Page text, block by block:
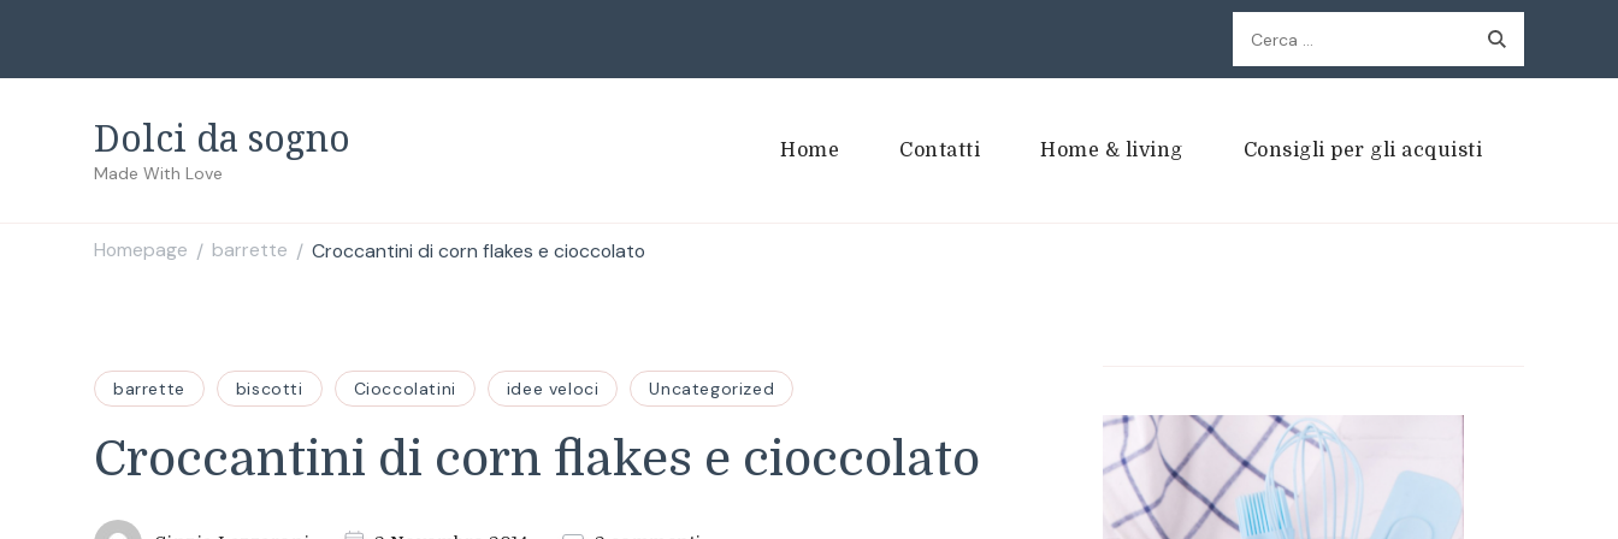
Ricerca
per:
Dolci da sogno
Made With Love
Home Contatti Home & living Consigli per gli acquisti
Homepage / barrette / Croccantini di corn flakes e cioccolato
barrette biscotti Cioccolatini idee veloci Uncategorized
Croccantini di corn flakes e cioccolato